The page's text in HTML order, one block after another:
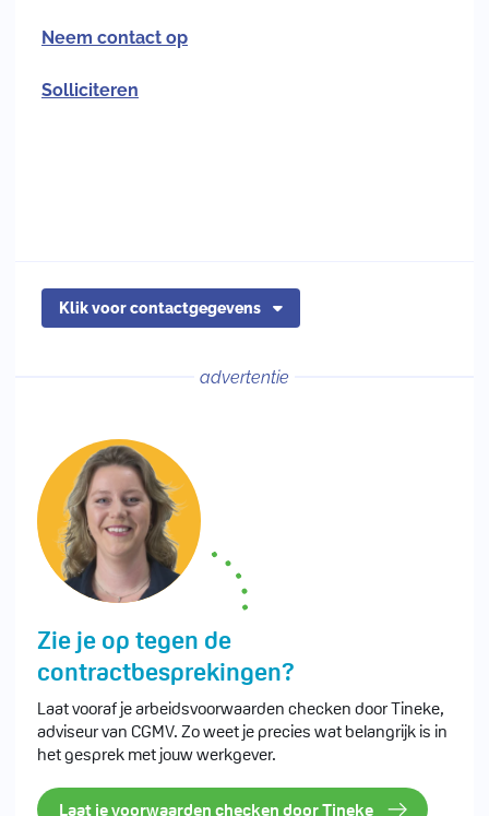
Neem contact op
Solliciteren
Klik voor contactgegevens
advertentie
Zie je op tegen de
contractbesprekingen?
Laat vooraf je arbeidsvoorwaarden checken door Tineke,
adviseur van CGMV. Zo weet je precies wat belangrijk is in
het gesprek met jouw werkgever.
Laat je voorwaarden checken door Tineke